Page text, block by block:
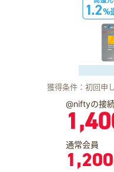
獲得条件：初回申
@niftyの接
通常会員
1,200